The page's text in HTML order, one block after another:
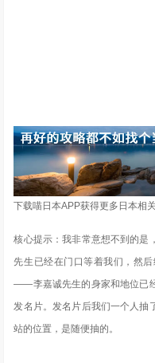
下载喵日本APP获得更多日本相
核心提示：我非常意想不到的是
先生已经在门口等着我们，然
——李嘉诚先生的身家和地位已
发名片。发名片后我们一个人抽
站的位置，是随便抽的。